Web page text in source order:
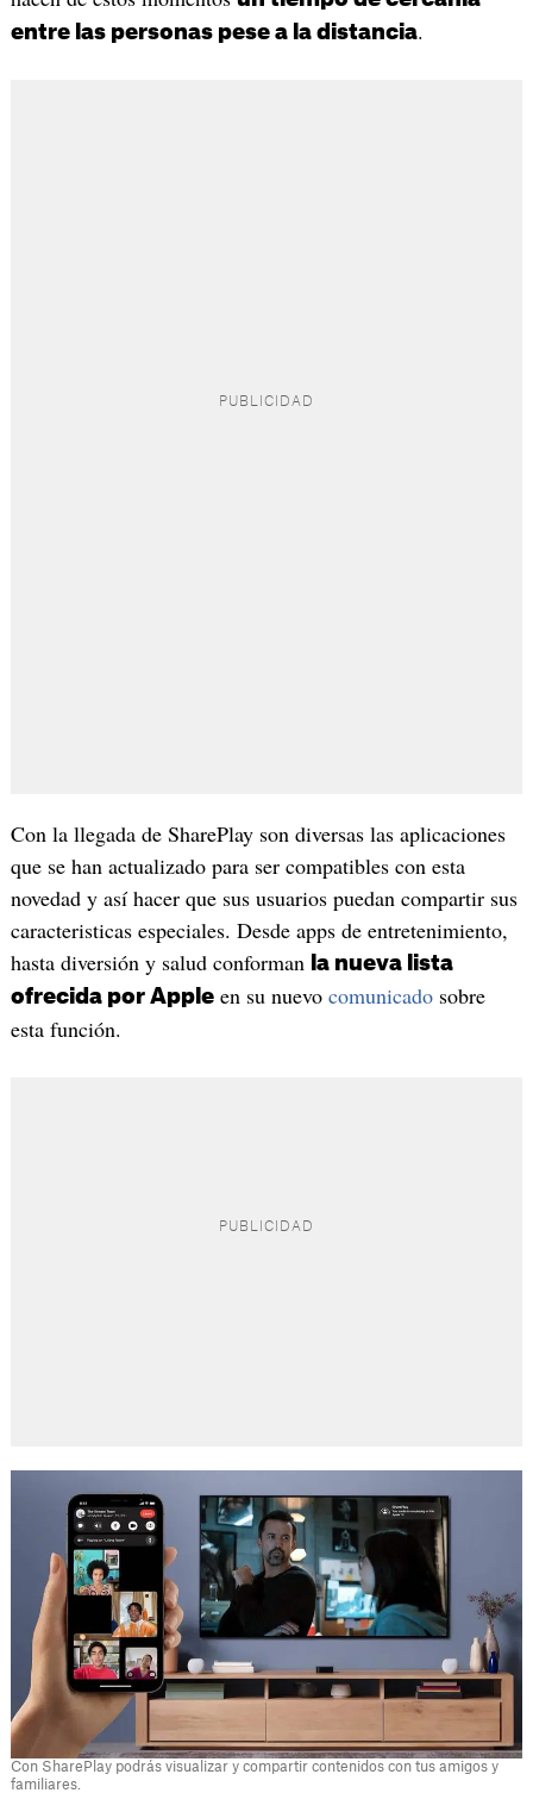
entre las personas pese a la distancia.
Con la llegada de SharePlay son diversas las aplicaciones
que se han actualizado para ser compatibles con esta
novedad y así hacer que sus usuarios puedan compartir sus
caracteristicas especiales. Desde apps de entretenimiento,
hasta diversión y salud conforman la nueva lista
ofrecida por Appleen su nuevo comunicadosobre
esta función.
Con SharePlay podrás visualizar y compartir contenidos con tus amigos y
familiares.